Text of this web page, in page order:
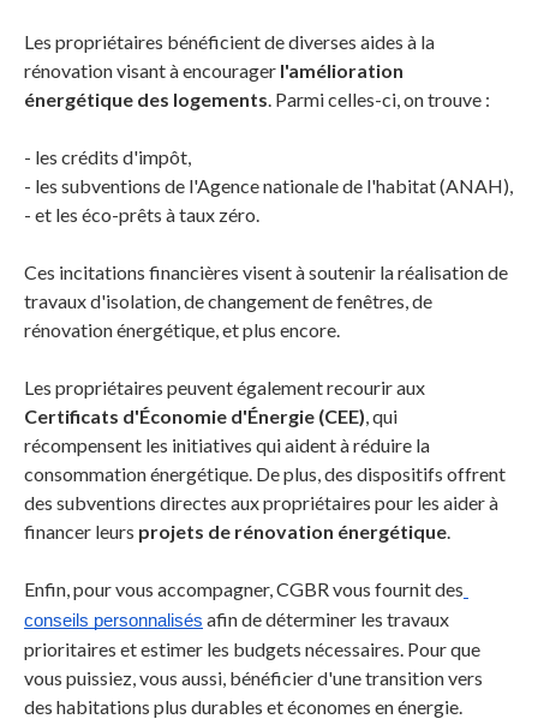
Les propriétaires bénéficient de diverses aides à la
rénovation visant à encourager l'amélioration
énergétique des logements. Parmi celles-ci, on trouve :
- les crédits d'impôt,
- les subventions de l'Agence nationale de l'habitat (ANAH),
- et les éco-prêts à taux zéro.
Ces incitations financières visent à soutenir la réalisation de
travaux d'isolation, de changement de fenêtres, de
rénovation énergétique, et plus encore.
Les propriétaires peuvent également recourir aux
Certificats d'Économie d'Énergie (CEE), qui
récompensent les initiatives qui aident à réduire la
consommation énergétique. De plus, des dispositifs offrent
des subventions directes aux propriétaires pour les aider à
financer leurs projets de rénovation énergétique.
Enfin, pour vous accompagner, CGBR vous fournit des
conseils personnalisés afin de déterminer les travaux
prioritaires et estimer les budgets nécessaires. Pour que
vous puissiez, vous aussi, bénéficier d'une transition vers
des habitations plus durables et économes en énergie.